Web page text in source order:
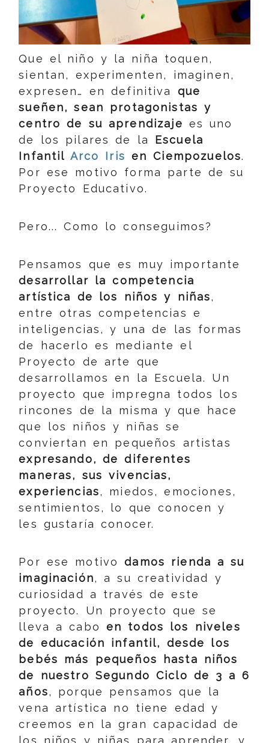
Que el niño y la niña toquen,
sientan, experimenten, imaginen,
expresen… en definitiva que
sueñen, sean protagonistas y
centro de su aprendizaje es uno
de los pilares de la Escuela
Infantil Arco Iris en Ciempozuelos.
Por ese motivo forma parte de su
Proyecto Educativo.
Pero... Como lo conseguimos?
Pensamos que es muy importante
desarrollar la competencia
artística de los niños y niñas,
entre otras competencias e
inteligencias, y una de las formas
de hacerlo es mediante el
Proyecto de arte que
desarrollamos en la Escuela. Un
proyecto que impregna todos los
rincones de la misma y que hace
que los niños y niñas se
conviertan en pequeños artistas
expresando, de diferentes
maneras, sus vivencias,
experiencias, miedos, emociones,
sentimientos, lo que conocen y
les gustaría conocer.
Por ese motivodamos rienda a su
imaginación, a su creatividad y
curiosidad a través de este
proyecto. Un proyecto que se
lleva a cabo en todos los niveles
de educación infantil, desde los
bebés más pequeños hasta niños
de nuestro Segundo Ciclo de 3 a 6
años, porque pensamos que la
vena artística no tiene edad y
creemos en la gran capacidad de
los niños y niñas para aprender, y